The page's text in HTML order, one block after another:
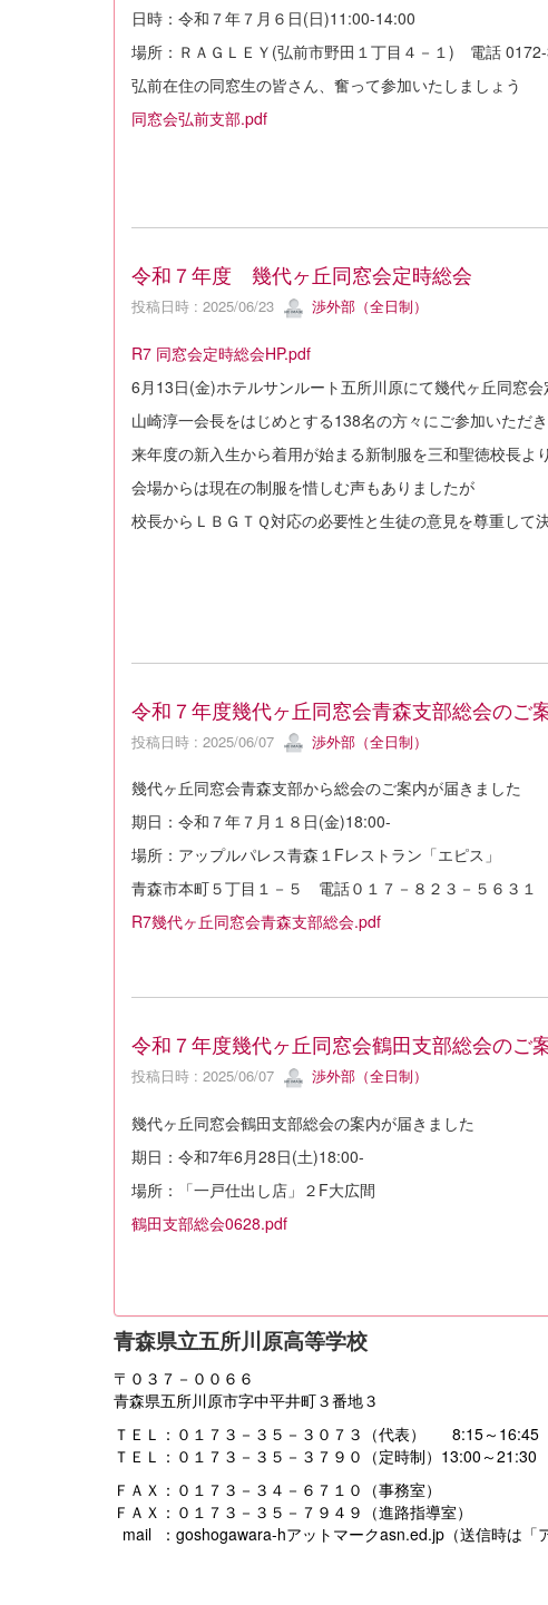
日時：令和７年７月６日(日)11:00-14:00
場所：ＲＡＧＬＥＹ(弘前市野田１丁目４－１) 電話
弘前在住の同窓生の皆さん、奮って参加いたしましょう
同窓会弘前支部.pdf
令和７年度 幾代ヶ丘同窓会定時総会
投稿日時 : 2025/06/23 渉外部（全日制）
R7 同窓会定時総会HP.pdf
6月13日(金)ホテルサンルート五所川原にて幾代ヶ丘同窓
山崎淳一会長をはじめとする138名の方々にご参加いただ
来年度の新入生から着用が始まる新制服を三和聖徳校長よ
会場からは現在の制服を惜しむ声もありましたが
校長からＬＢＧＴＱ対応の必要性と生徒の意見を尊重し
令和７年度幾代ヶ丘同窓会青森支部総会のご
投稿日時 : 2025/06/07 渉外部（全日制）
幾代ヶ丘同窓会青森支部から総会のご案内が届きました
期日：令和７年７月１８日(金)18:00-
場所：アップルパレス青森１Fレストラン「エピス」
青森市本町５丁目１－５ 電話０１７－８２３－５６３１
R7幾代ヶ丘同窓会青森支部総会.pdf
令和７年度幾代ヶ丘同窓会鶴田支部総会のご
投稿日時 : 2025/06/07 渉外部（全日制）
幾代ヶ丘同窓会鶴田支部総会の案内が届きました
期日：令和7年6月28日(土)18:00-
場所：「一戸仕出し店」２F大広間
鶴田支部総会0628.pdf
青森県立五所川原高等学校
〒０３７－００６６
青森県五所川原市字中平井町３番地３
ＴＥＬ：０１７３－３５－３０７３（代表） 8:15～16:45
ＴＥＬ：０１７３－３５－３７９０（定時制）13:00～21:30
ＦＡＸ：０１７３－３４－６７１０（事務室）
ＦＡＸ：０１７３－３５－７９４９（進路指導室）
mail ：goshogawara-hアットマークasn.ed.jp（送信時は「